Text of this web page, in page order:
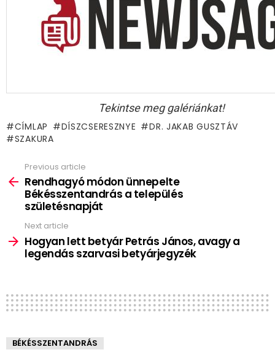
Tekintse meg galériánkat!
CÍMLAP DÍSZCSERESZNYE
DR. JAKAB GUSZTÁV
SZAKURA
more
Previous article
Rendhagyó módon ünnepelte
Békésszentandrás a település
születésnapját
Next article
Hogyan lett betyár Petrás János, avagy a
legendás szarvasi betyárjegyzék
BÉKÉSSZENTANDRÁS